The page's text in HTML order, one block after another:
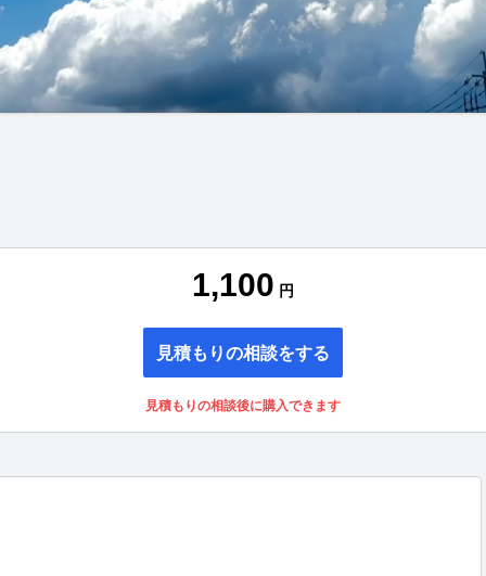
1,100 円
見積もりの相談をする
見積もりの相談後に購入できます